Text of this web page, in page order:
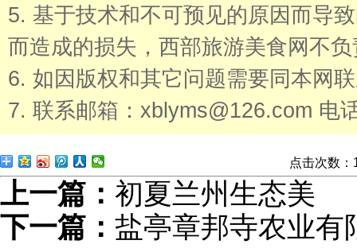
5. 基于技术和不可预见的原因而导
而造成的损失，西部旅游美食网不
6. 如因版权和其它问题需要同本网
7. 联系邮箱：xblyms@126.com 电
点击次数：
上一篇： 初夏兰州生态美
下一篇： 盐亭章邦寺农业有